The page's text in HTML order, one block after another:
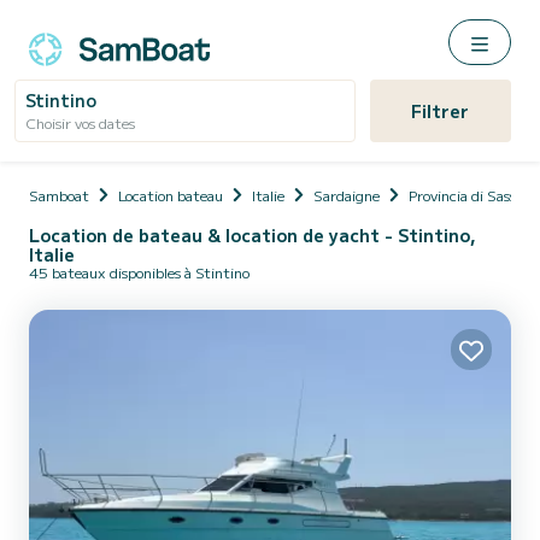
Stintino
Choisir vos dates Filtrer
Samboat Location bateau Italie Sardaigne Provincia di Sassari
Location de bateau & location de yacht - Stintino,
Italie
45 bateaux disponibles à Stintino